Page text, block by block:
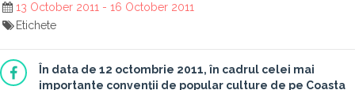
13 October 2011 - 16 October 2011
Etichete
În data de 12 octombrie 2011, în cadrul celei mai
importante convenţii de popular culture de pe Coasta